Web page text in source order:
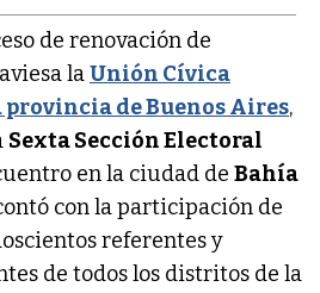
de renovación de
laUnión Cívica
provincia de Buenos Aires,
Sexta Sección Electoral
en la ciudad de Bahía
con la participación de
referentes y
de todos los distritos de la